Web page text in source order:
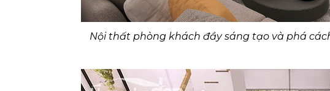
Nội thất phòng khách đầy sáng tạo và phá